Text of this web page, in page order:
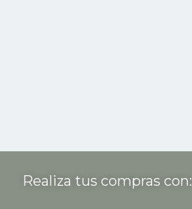
Realiza tus compras con: